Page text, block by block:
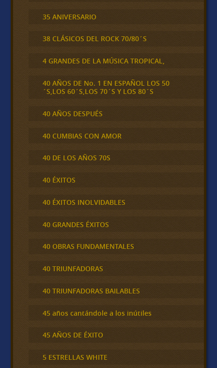
35 ANIVERSARIO
38 CLÁSICOS DEL ROCK 70/80´S
4 GRANDES DE LA MÚSICA TROPICAL,
40 AÑOS DE No. 1 EN ESPAÑOL LOS 50
´S,LOS 60´S,LOS 70´S Y LOS 80´S
40 AÑOS DESPUÉS
40 CUMBIAS CON AMOR
40 DE LOS AÑOS 70S
40 ÉXITOS
40 ÉXITOS INOLVIDABLES
40 GRANDES ÉXITOS
40 OBRAS FUNDAMENTALES
40 TRIUNFADORAS
40 TRIUNFADORAS BAILABLES
45 años cantándole a los inútiles
45 AÑOS DE ÉXITO
5 ESTRELLAS WHITE